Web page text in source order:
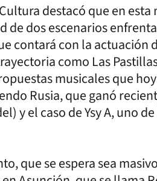
destacó que en esta
de dos escenarios
contará con la actuación
como Las
musicales que
Rusia, que ganó
y el caso de Ysy A, uno
que se espera sea